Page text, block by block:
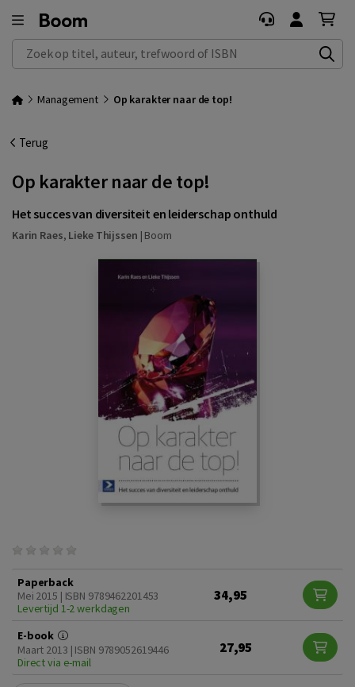
Zoek op titel, auteur, trefwoord of ISBN
Management Op karakter naar de top!
Terug
Op karakter naar de top!
Het succes van diversiteit en leiderschap onthuld
Karin Raes, Lieke Thijssen | Boom
Paperback
Mei 2015 | ISBN 9789462201453
Levertijd 1-2 werkdagen
34,95
E-book
Maart 2013 | ISBN 9789052619446
Direct via e-mail
27,95